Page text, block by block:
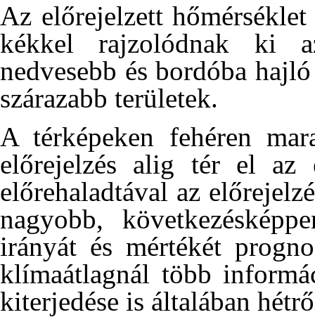
Az előrejelzett hőmérséklet
kékkel rajzolódnak ki
nedvesebb és bordóba
szárazabb területek.
A térképeken fehéren
előrejelzés alig tér el
előrehaladtával az
nagyobb,
irányát és mértékét
klímaátlagnál több
kiterjedése is általában